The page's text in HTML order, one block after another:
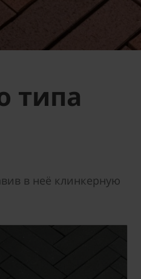
типа
в неё клинкерную